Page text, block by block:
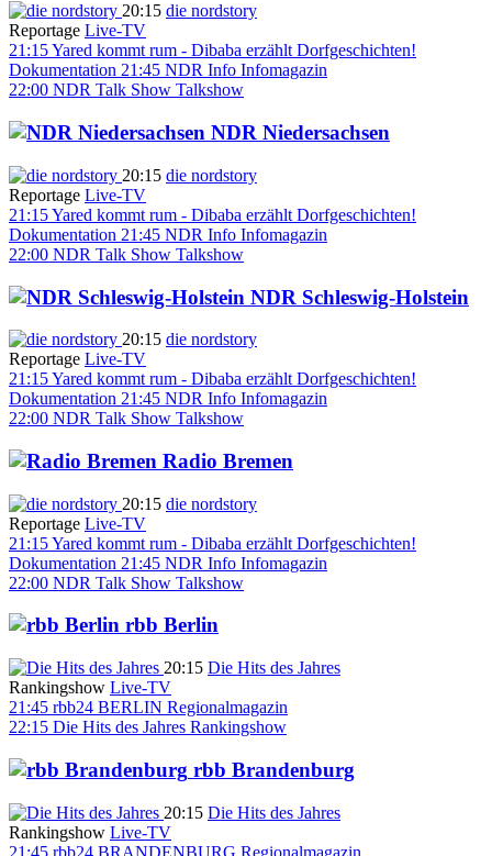
20:15 die nordstory
Reportage Live-TV
21:15Yared kommt rum - Dibaba erzählt Dorfgeschichten!
Dokumentation 21:45 NDR Info Infomagazin
22:00 NDR Talk Show Talkshow
NDR Niedersachsen
20:15 die nordstory
Reportage Live-TV
21:15Yared kommt rum - Dibaba erzählt Dorfgeschichten!
Dokumentation 21:45 NDR Info Infomagazin
22:00 NDR Talk Show Talkshow
NDR Schleswig-Holstein
20:15 die nordstory
Reportage Live-TV
21:15Yared kommt rum - Dibaba erzählt Dorfgeschichten!
Dokumentation 21:45 NDR Info Infomagazin
22:00 NDR Talk Show Talkshow
Radio Bremen
20:15 die nordstory
Reportage Live-TV
21:15Yared kommt rum - Dibaba erzählt Dorfgeschichten!
Dokumentation 21:45 NDR Info Infomagazin
22:00 NDR Talk Show Talkshow
rbb Berlin
20:15 Die Hits des Jahres
Rankingshow Live-TV
21:45 rbb24 BERLIN Regionalmagazin
22:15 Die Hits des Jahres Rankingshow
rbb Brandenburg
20:15 Die Hits des Jahres
Rankingshow Live-TV
21:45 rbb24 BRANDENBURG Regionalmagazin